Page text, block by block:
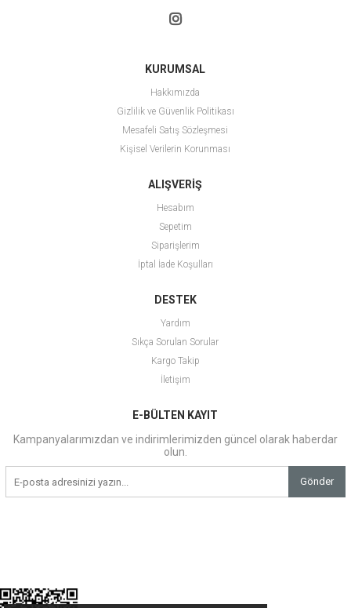
KURUMSAL
Hakkımızda
Gizlilik ve Güvenlik Politikası
Mesafeli Satış Sözleşmesi
Kişisel Verilerin Korunması
ALIŞVERİŞ
Hesabım
Sepetim
Siparişlerim
İptal İade Koşulları
DESTEK
Yardım
Sıkça Sorulan Sorular
Kargo Takip
İletişim
E-BÜLTEN KAYIT
Kampanyalarımızdan ve indirimlerimizden güncel olarak haberdar
olun.
Gönder